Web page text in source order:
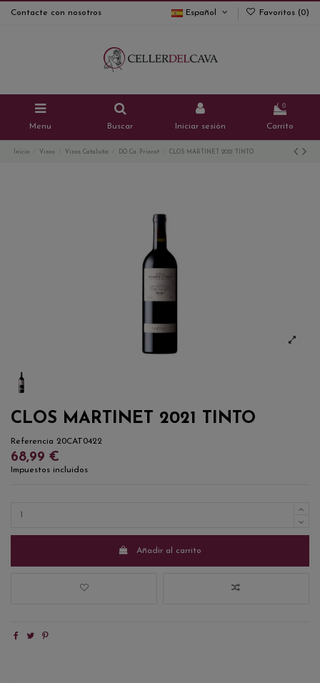
Contacte con nosotros Español Favoritos (0)
Menu Buscar Iniciar sesión
0
Carrito
Inicio Vinos Vinos Cataluña DO Ca. Priorat CLOS MARTINET 2021 TINTO
CLOS MARTINET 2021 TINTO
Referencia 20CAT0422
68,99 €
Impuestos incluidos
Añadir al carrito